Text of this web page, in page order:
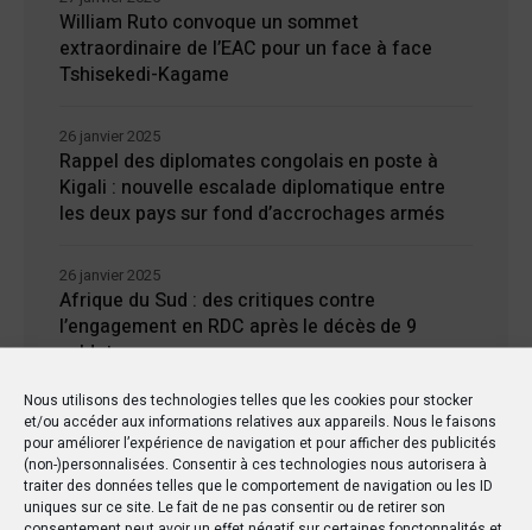
Nous utilisons des technologies telles que les cookies pour stocker
et/ou accéder aux informations relatives aux appareils. Nous le faisons
pour améliorer l’expérience de navigation et pour afficher des publicités
(non-)personnalisées. Consentir à ces technologies nous autorisera à
traiter des données telles que le comportement de navigation ou les ID
uniques sur ce site. Le fait de ne pas consentir ou de retirer son
William Ruto convoque un sommet
extraordinaire de l’EAC pour un face à face
Tshisekedi-Kagame
Rappel des diplomates congolais en poste à
Kigali : nouvelle escalade diplomatique entre
les deux pays sur fond d’accrochages armés
26 janvier 2025
Afrique du Sud : des critiques contre
l’engagement en RDC après le décès de 9
soldats
26 janvier 2025
Kisangani : Une ville riche en eaux mais en
manque d’électricité
24 janvier 2025